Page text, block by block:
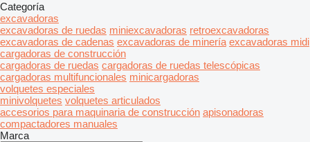
Categoría
excavadoras
excavadoras de ruedas miniexcavadoras retroexcavadoras
excavadoras de cadenas excavadoras de minería excavadoras midi
cargadoras de construcción
cargadoras de ruedas cargadoras de ruedas telescópicas
cargadoras multifuncionales minicargadoras
volquetes especiales
minivolquetes volquetes articulados
accesorios para maquinaria de construcción apisonadoras
compactadores manuales
Marca